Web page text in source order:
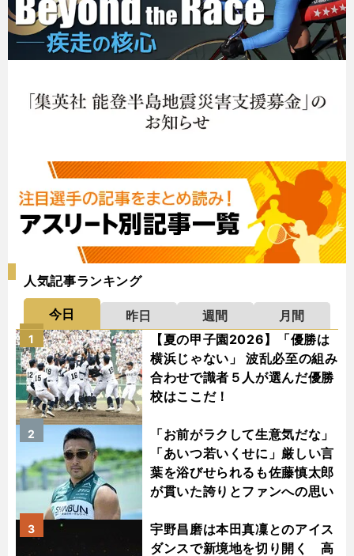
人気記事ランキング
今日 昨日 週間
月間
【夏の甲子園2026】「優勝は
横浜じゃない」 波乱必至の組み
合わせで識者５人が選んだ優勝
校はここだ！
1
「お前がラクして生意気だな」
「あいつ若いくせに」厳しい言
葉を浴びせられるも佐藤慎太郎
が貫いた誇りとファンへの思い
2
宇野昌磨は本田真凜とのアイス
ダンスで新境地を切り開く 高
3